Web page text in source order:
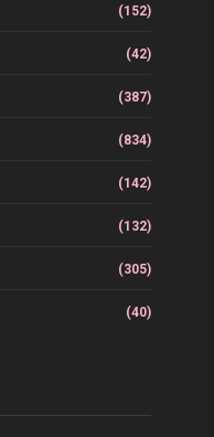
(152)
(42)
(387)
(834)
(142)
(132)
(305)
(40)